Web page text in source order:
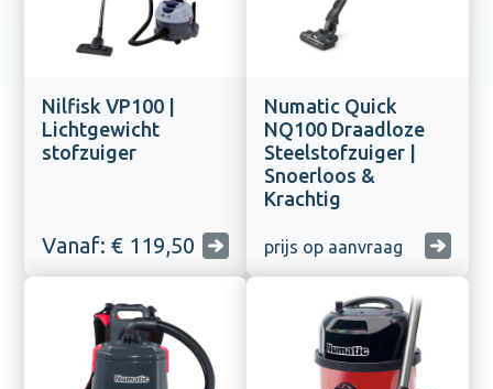
Nilfisk VP100 |
Lichtgewicht
stofzuiger
Vanaf: € 119,50
Numatic Quick
NQ100 Draadloze
Steelstofzuiger |
Snoerloos &
Krachtig
prijs op aanvraag